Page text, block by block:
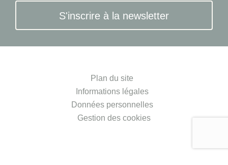
S'inscrire à la newsletter
Plan du site
Informations légales
Données personnelles
Gestion des cookies